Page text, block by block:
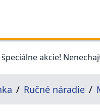
akcie!
Ručné náradie